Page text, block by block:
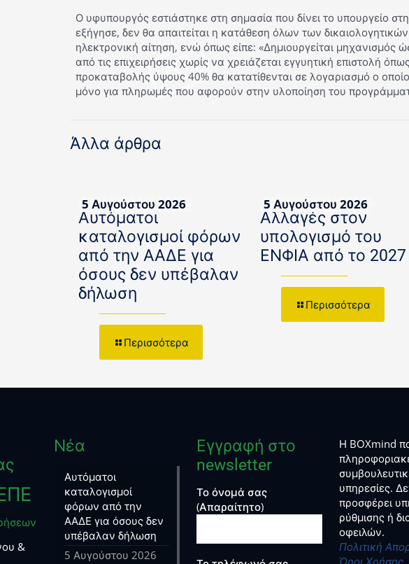
Ο υφυπουργός εστιάστηκε στη σημασία που δίνει το υπουργείο
εξήγησε, δεν θα απαιτείται η κατάθεση όλων των
ηλεκτρονική αίτηση, ενώ όπως είπε: «Δημιουργείται μηχανισμός
από τις επιχειρήσεις χωρίς να χρειάζεται εγγυητική επιστολή
προκαταβολής ύψους 40% θα κατατίθενται σε λογαριασμό ο
μόνο για πληρωμές που αφορούν στην υλοποίηση του
Άλλα άρθρα
5 Αυγούστου 2026
Αυτόματοι
καταλογισμοί φόρων
από την ΑΑΔΕ για
όσους δεν υπέβαλαν
δήλωση
Περισσότερα
5 Αυγούστου 2026
Αλλαγές στον
υπολογισμό του
ΕΝΦΙΑ από το 2027
Περισσότερα
&
Νέα
Αυτόματοι
καταλογισμοί
φόρων από την
ΑΑΔΕ για όσους δεν
υπέβαλαν δήλωση
5 Αυγούστου 2026
Εγγραφή στο
newsletter
Το όνομά σας
(Απαραίτητο)
Η BOXmind
υπηρεσίες.
προσφέρει
ρύθμισης ή
οφειλών.
Πολιτική
Όροι Χρήσης